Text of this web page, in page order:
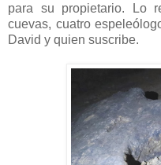
para su propietario. Lo
cuevas, cuatro
David y quien suscribe.